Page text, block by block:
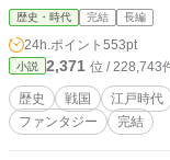
え？」 こうして日本史最大の「誰も思いつかなかった作戦」が始まる。 関ヶ原
で数十万の軍勢が激突している頃。 その裏で、 独眼竜は笑
っていた。 登場人物 伊達政宗（33） 「戦は勝つより、驚かせた方が面白い。」
奥州の独眼竜。 頭の回転が速すぎて、周囲が付いていけない。 毎回作戦会議が
漫才になる。 口癖。 「それ、普通すぎる。」 徳川家康（58） 「また伊達かぁ
ぁぁぁ！！」 日本一胃痛が似合う男。 毎日胃薬。 政宗の報告が届くたびに寿命
が縮む。 側近の本多正信からは、 「殿、胃薬でございます。」 が挨拶になって
歴史・時代 完結 長編
24h.ポイント 553pt
小説 2,371 位 / 228,743
歴史 戦国 江戸時代
ファンタジー
完結